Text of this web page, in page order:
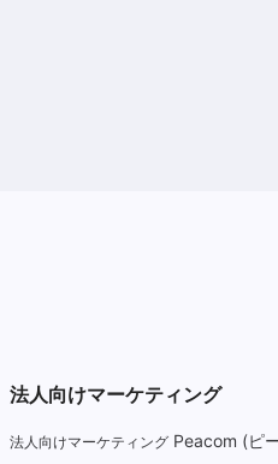
法人向けマーケティング
法人向けマーケティング Peacom (ピ